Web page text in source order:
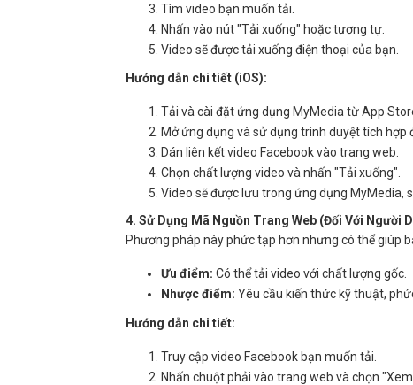
Tìm video bạn muốn tải.
Nhấn vào nút "Tải xuống" hoặc tương tự.
Video sẽ được tải xuống điện thoại của bạn.
Hướng dẫn chi tiết (iOS):
Tải và cài đặt ứng dụng MyMedia từ App
Mở ứng dụng và sử dụng trình duyệt tích hợp
Dán liên kết video Facebook vào trang web.
Chọn chất lượng video và nhấn "Tải xuống".
Video sẽ được lưu trong ứng dụng MyMedia,
4. Sử Dụng Mã Nguồn Trang Web (Đối Với Người
Phương pháp này phức tạp hơn nhưng có thể giúp
Ưu điểm: Có thể tải video với chất lượng gốc.
Nhược điểm: Yêu cầu kiến thức kỹ thuật,
Hướng dẫn chi tiết:
Truy cập video Facebook bạn muốn tải.
Nhấn chuột phải vào trang web và chọn